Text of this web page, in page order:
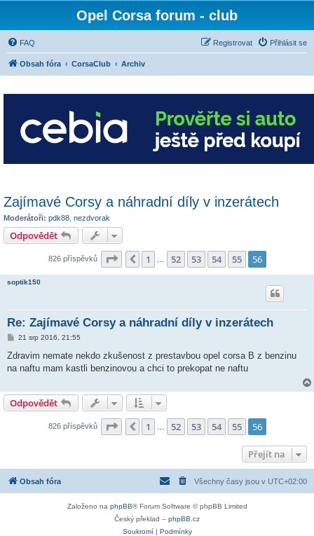
Opel Corsa forum - club
FAQ Přihlásit se
Registrovat
Obsah fóra CorsaClub Archiv
Zajímavé Corsy a náhradní díly v inzerátech
Moderátoři: pdk88 nezdvorak
Odpovědět
826 příspěvků Stránka z56
Předchozí
1 52 53 54 55 56
soptik150
Re: Zajímavé Corsy a náhradní díly v inzerátech
P
í
p
e
k
21 srp 2016, 21:55
Zdravim nemate nekdo zkušenost z prestavbou opel corsa B z benzinu
na naftu mam kastli benzinovou a chci to prekopat ne naftu
Odpovědět
826 příspěvků Stránka z56
Předchozí
1 52 53 54 55 56
Přejít na
Obsah fóra Všechny časy jsou v UTC+02:00
Založeno na phpBB® Forum Software © phpBB Limited
Český překlad – phpBB.cz
Soukromí| Podmínky